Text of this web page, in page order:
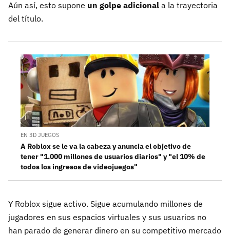
Aún así, esto supone un golpe adicional a la trayectoria
del título.
EN 3D JUEGOS
A Roblox se le va la cabeza y anuncia el objetivo de
tener "1.000 millones de usuarios diarios" y "el 10% de
todos los ingresos de videojuegos"
Y Roblox sigue activo. Sigue acumulando millones de
jugadores en sus espacios virtuales y sus usuarios no
han parado de generar dinero en su competitivo mercado